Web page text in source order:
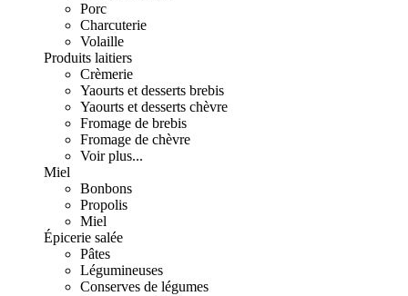
Porc
Charcuterie
Volaille
Produits laitiers
Crèmerie
Yaourts et desserts brebis
Yaourts et desserts chèvre
Fromage de brebis
Fromage de chèvre
Voir plus...
Miel
Bonbons
Propolis
Miel
Épicerie salée
Pâtes
Légumineuses
Conserves de légumes